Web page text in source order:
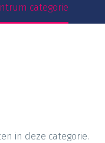
categorie
in deze categorie.